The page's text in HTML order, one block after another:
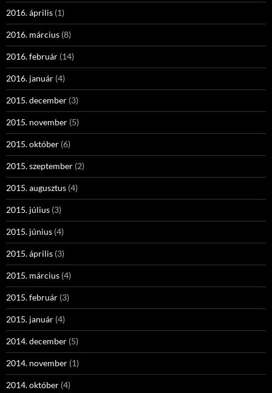
2016. április (1)
2016. március (8)
2016. február (14)
2016. január (4)
2015. december (3)
2015. november (5)
2015. október (6)
2015. szeptember (2)
2015. augusztus (4)
2015. július (3)
2015. június (4)
2015. április (3)
2015. március (4)
2015. február (3)
2015. január (4)
2014. december (5)
2014. november (1)
2014. október (4)